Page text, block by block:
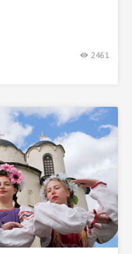
2461